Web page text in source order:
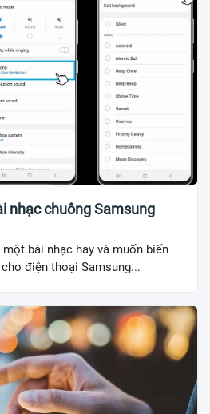
nhạc chuông Samsung
bài nhạc hay và muốn biến
điện thoại Samsung...